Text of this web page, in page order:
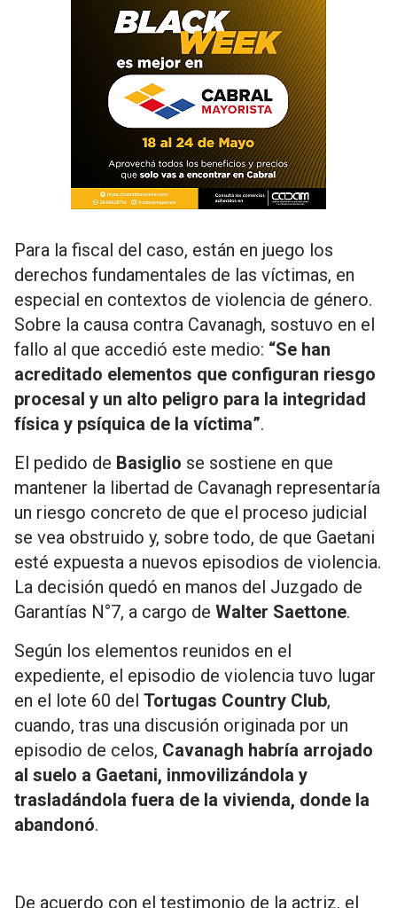
Para la fiscal del caso, están en juego los
derechos fundamentales de las víctimas, en
especial en contextos de violencia de género.
Sobre la causa contra Cavanagh, sostuvo en el
fallo al que accedió este medio: “Se han
acreditado elementos que configuran riesgo
procesal y un alto peligro para la integridad
física y psíquica de la víctima”.
El pedido de Basiglio se sostiene en que
mantener la libertad de Cavanagh representaría
un riesgo concreto de que el proceso judicial
se vea obstruido y, sobre todo, de que Gaetani
esté expuesta a nuevos episodios de violencia.
La decisión quedó en manos del Juzgado de
Garantías N°7, a cargo de Walter Saettone.
Según los elementos reunidos en el
expediente, el episodio de violencia tuvo lugar
en el lote 60 del Tortugas Country Club,
cuando, tras una discusión originada por un
episodio de celos, Cavanagh habría arrojado
al suelo a Gaetani, inmovilizándola y
trasladándola fuera de la vivienda, donde la
abandonó.
De acuerdo con el testimonio de la actriz, el